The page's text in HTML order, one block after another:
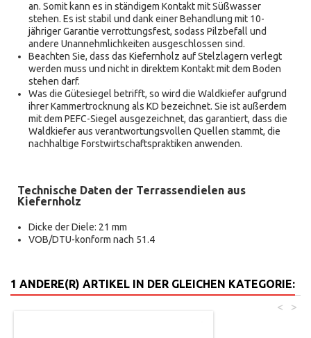
an. Somit kann es in ständigem Kontakt mit Süßwasser
stehen. Es ist stabil und dank einer Behandlung mit 10-
jähriger Garantie verrottungsfest, sodass Pilzbefall und
andere Unannehmlichkeiten ausgeschlossen sind.
Beachten Sie, dass das Kiefernholz auf Stelzlagern verlegt
werden muss und nicht in direktem Kontakt mit dem Boden
stehen darf.
Was die Gütesiegel betrifft, so wird die Waldkiefer aufgrund
ihrer Kammertrocknung als KD bezeichnet. Sie ist außerdem
mit dem PEFC-Siegel ausgezeichnet, das garantiert, dass die
Waldkiefer aus verantwortungsvollen Quellen stammt, die
nachhaltige Forstwirtschaftspraktiken anwenden.
Technische Daten der Terrassendielen aus
Kiefernholz
Dicke der Diele: 21 mm
VOB/DTU-konform nach 51.4
1 ANDERE(R) ARTIKEL IN DER GLEICHEN KATEGORIE:
>
<